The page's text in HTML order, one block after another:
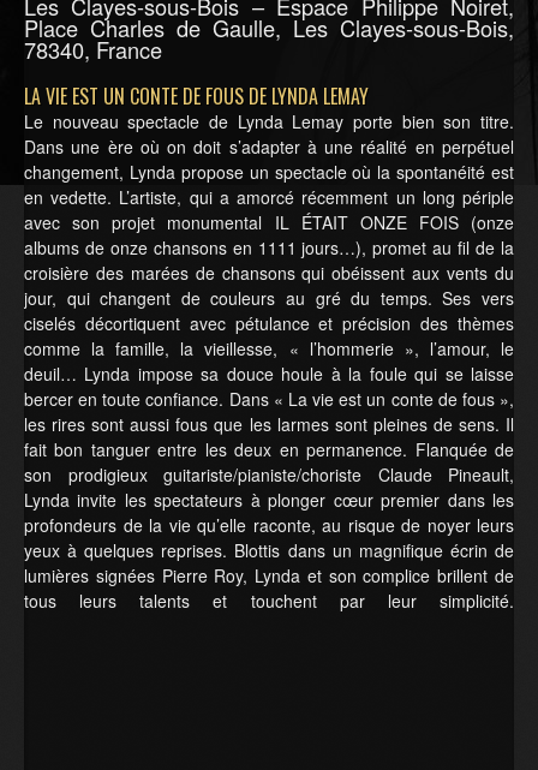
Place Charles de Gaulle, Les Clayes-sous-Bois,
78340, France
LA VIE EST UN CONTE DE FOUS DE LYNDA LEMAY
Le nouveau spectacle de Lynda Lemay porte bien son titre.
Dans une ère où on doit s’adapter à une réalité en perpétuel
changement, Lynda propose un spectacle où la spontanéité est
en vedette. L’artiste, qui a amorcé récemment un long périple
avec son projet monumental IL ÉTAIT ONZE FOIS (onze
albums de onze chansons en 1111 jours…), promet au fil de la
croisière des marées de chansons qui obéissent aux vents du
jour, qui changent de couleurs au gré du temps. Ses vers
ciselés décortiquent avec pétulance et précision des thèmes
comme la famille, la vieillesse, « l’hommerie », l’amour, le
deuil… Lynda impose sa douce houle à la foule qui se laisse
bercer en toute confiance. Dans « La vie est un conte de fous »,
les rires sont aussi fous que les larmes sont pleines de sens. Il
fait bon tanguer entre les deux en permanence. Flanquée de
son prodigieux guitariste/pianiste/choriste Claude Pineault,
Lynda invite les spectateurs à plonger cœur premier dans les
profondeurs de la vie qu’elle raconte, au risque de noyer leurs
yeux à quelques reprises. Blottis dans un magnifique écrin de
lumières signées Pierre Roy, Lynda et son complice brillent de
tous leurs talents et touchent par leur simplicité.